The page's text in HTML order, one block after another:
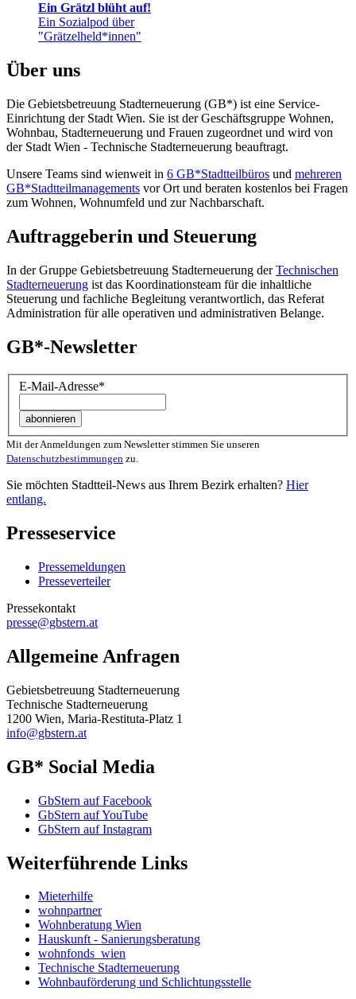
Ein Grätzl blüht auf!
Ein Sozialpod über
"Grätzelheld*innen"
Über uns
Die Gebietsbetreuung Stadterneuerung (GB*) ist eine Service-
Einrichtung der Stadt Wien. Sie ist der Geschäfts­gruppe Wohnen,
Wohnbau, Stadt­erneuerung und Frauen zugeordnet und wird von
der Stadt Wien - Technische Stadterneuerung beauftragt.
Unsere Teams sind wienweit in 6 GB*Stadtteilbüros und mehreren
GB*Stadtteilmanagements vor Ort und beraten kostenlos bei Fragen
zum Wohnen, Wohnumfeld und zur Nachbarschaft.
Auftraggeberin und Steuerung
In der Gruppe Gebietsbetreuung Stadterneuerung derTechnischen
Stadterneuerung ist das Koordinationsteam für die inhaltliche
Steuerung und fachliche Begleitung verantwortlich, das Referat
Administration für alle operativen und administrativen Belange.
GB*-Newsletter
E-Mail-Adresse*
Mit der Anmeldungen zum Newsletter stimmen Sie unseren
Datenschutzbestimmungen zu.
Sie möchten Stadtteil-News aus Ihrem Bezirk erhalten? Hier
entlang.
Presseservice
Pressemeldungen
Presseverteiler
Pressekontakt
presse@gbstern.at
Allgemeine Anfragen
Gebietsbetreuung Stadterneuerung
Technische Stadterneuerung
1200 Wien, Maria-Restituta-Platz 1
info@gbstern.at
GB* Social Media
GbStern auf Facebook
GbStern auf YouTube
GbStern auf Instagram
Weiterführende Links
Mieterhilfe
wohnpartner
Wohnberatung Wien
Hauskunft - Sanierungsberatung
wohnfonds_wien
Technische Stadterneuerung
Wohnbauförderung und Schlichtungsstelle